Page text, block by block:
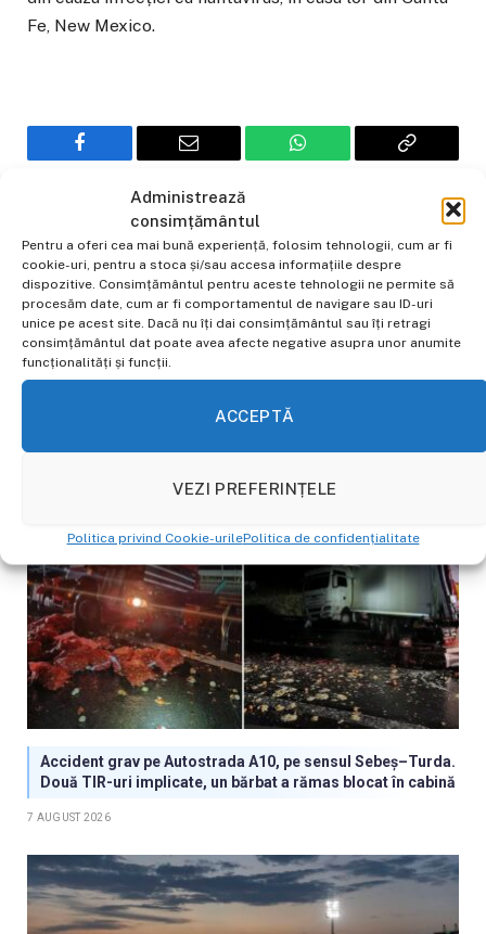
Administrează
consimțământul
Pentru a oferi cea mai bună experiență, folosim tehnologii, cum ar fi
cookie-uri, pentru a stoca și/sau accesa informațiile despre
dispozitive. Consimțământul pentru aceste tehnologii ne permite să
procesăm date, cum ar fi comportamentul de navigare sau ID-uri
unice pe acest site. Dacă nu îți dai consimțământul sau îți retragi
consimțământul dat poate avea afecte negative asupra unor anumite
funcționalități și funcții.
ACCEPTĂ
VEZI PREFERINȚELE
Politica privind Cookie-urilePolitica de confidențialitate
Fe, New Mexico.
Facebook Email WhatsApp
Copiaza
Link-
Ovidiu Gherghe
Website
Jurnalist pasionat de actualitate, cu
experiență în presa online din 2022.
Accident grav pe Autostrada A10, pe sensul Sebeș–Turda.
Două TIR-uri implicate, un bărbat a rămas blocat în cabină
7 AUGUST 2026